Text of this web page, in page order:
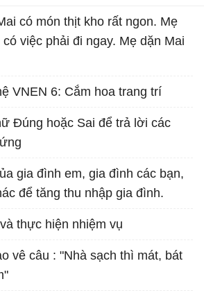
có món thịt kho rất ngon. Mẹ
việc phải đi ngay. Mẹ dặn Mai
VNEN 6: Cắm hoa trang trí
Đúng hoặc Sai để trả lời các
gia đình em, gia đình các bạn,
để tăng thu nhập gia đình.
thực hiện nhiệm vụ
vê câu : "Nhà sạch thì mát, bát